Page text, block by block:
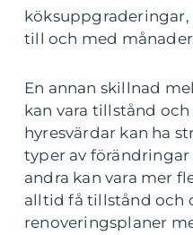
köksuppgraderingar,
till och med
En annan skillnad
kan vara tillstånd och
hyresvärdar kan ha
typer av
andra kan vara mer
alltid få tillstånd och
renoveringsplaner